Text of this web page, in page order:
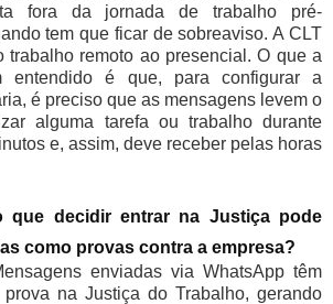
fora da jornada de trabalho pré-
tem que ficar de sobreaviso. A CLT
trabalho remoto ao presencial. O que a
entendido é que, para configurar a
é preciso que as mensagens levem o
alguma tarefa ou trabalho durante
e, assim, deve receber pelas horas
que decidir entrar na Justiça pode
como provas contra a empresa?
enviadas via WhatsApp têm
na Justiça do Trabalho, gerando